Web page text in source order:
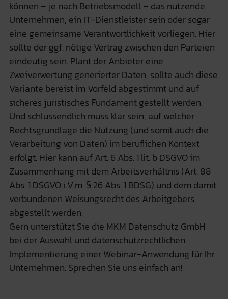
können – je nach Betriebsmodell – das nutzende
Unternehmen, ein IT-Dienstleister sein oder sogar
eine gemeinsame Verantwortlichkeit vorliegen. Hier
sollte der ggf. nötige Vertrag zwischen den Parteien
eindeutig sein. Plant der Anbieter eine
Zweiverwertung generierter Daten, sollte auch diese
Variante bereist im Vorfeld abgestimmt und auf
sicheres juristisches Fundament gestellt werden.
Und schlussendlich muss klar sein, auf welcher
Rechtsgrundlage die Nutzung (und somit auch die
Verarbeitung von Daten) im beruflichen Kontext
erfolgt. Hier kann auf Art. 6 Abs. 1 lit. b DSGVO im
Zusammenhang mit dem Arbeitsverhältnis (Art. 88
Abs. 1 DSGVO i.V.m. § 26 Abs. 1 BDSG) und dem damit
verbundenen Weisungsrecht des Arbeitgebers
abgestellt werden.
Gern unterstützt Sie die MKM Datenschutz GmbH
bei der Auswahl und datenschutzrechtlichen
Implementierung einer Webinar-Anwendung für Ihr
Unternehmen. Sprechen Sie uns einfach an!